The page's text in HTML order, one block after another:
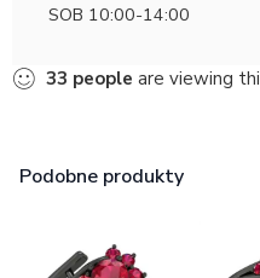
SOB 10:00-14:00
33 people are viewing
Podobne produkty